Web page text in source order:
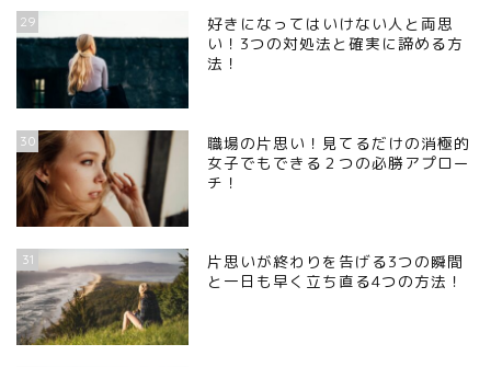
29
好きになってはいけない人と両思
い！3つの対処法と確実に諦める方
法！
30
職場の片思い！見てるだけの消極的
女子でもできる２つの必勝アプロー
チ！
31
片思いが終わりを告げる3つの瞬間
と一日も早く立ち直る4つの方法！